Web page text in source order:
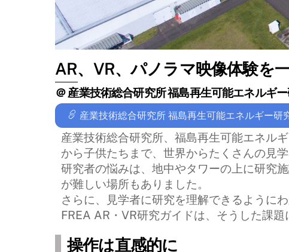
AR、VR、パノラマ映像体験を
＠ 産業技術総合研究所 福島再生可能エネルギ
産業技術総合研究所 福島再生可能エネルギー研
産業技術総合研究所、福島再生可能エネル
から子供たちまで、世界からたくさんの見学
研究者の悩みは、地中やタワーの上に研究
が難しい場所もありました。
さらに、見学者に研究を理解できるように
FREA AR・VR研究ガイドは、そうした課
操作は直感的に